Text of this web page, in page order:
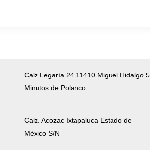
Calz.Legaría 24 11410 Miguel Hidalgo 5
Minutos de Polanco
Calz. Acozac Ixtapaluca Estado de
México S/N